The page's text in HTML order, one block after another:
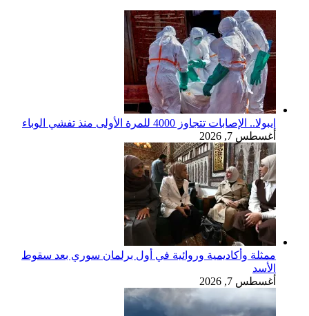
إيبولا.. الإصابات تتجاوز 4000 للمرة الأولى منذ تفشي الوباء
أغسطس 7, 2026
ممثلة وأكاديمية وروائية في أول برلمان سوري بعد سقوط
الأسد
أغسطس 7, 2026